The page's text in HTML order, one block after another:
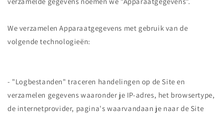
We verzamelen Apparaatgegevens met gebruik van de
volgende technologieën:
- "Logbestanden" traceren handelingen op de Site en
verzamelen gegevens waaronder je IP-adres, het browsertype,
de internetprovider, pagina's waarvandaan je naar de Site